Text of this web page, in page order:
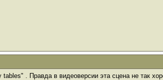
. Правда в видеоверсии эта сцена не так